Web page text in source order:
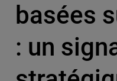
basées
: un